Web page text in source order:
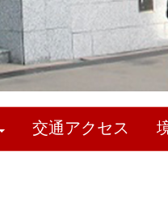
交通アクセス